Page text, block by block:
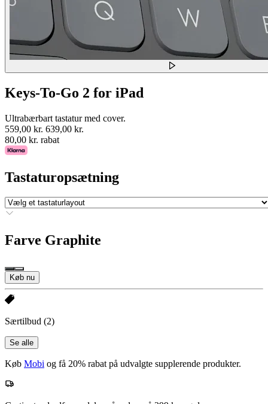
Keys-To-Go 2 for iPad
Ultrabærbart tastatur med cover.
559,00 kr. 639,00 kr.
80,00 kr. rabat
Tastaturopsætning
Farve Graphite
Køb nu
Særtilbud (2)
Se alle
Køb Mobi og få 20% rabat på udvalgte supplerende produkter.